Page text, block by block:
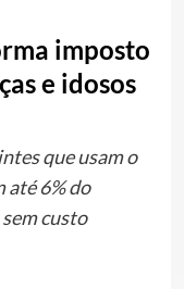
imposto
e idosos
que usam o
6% do
custo